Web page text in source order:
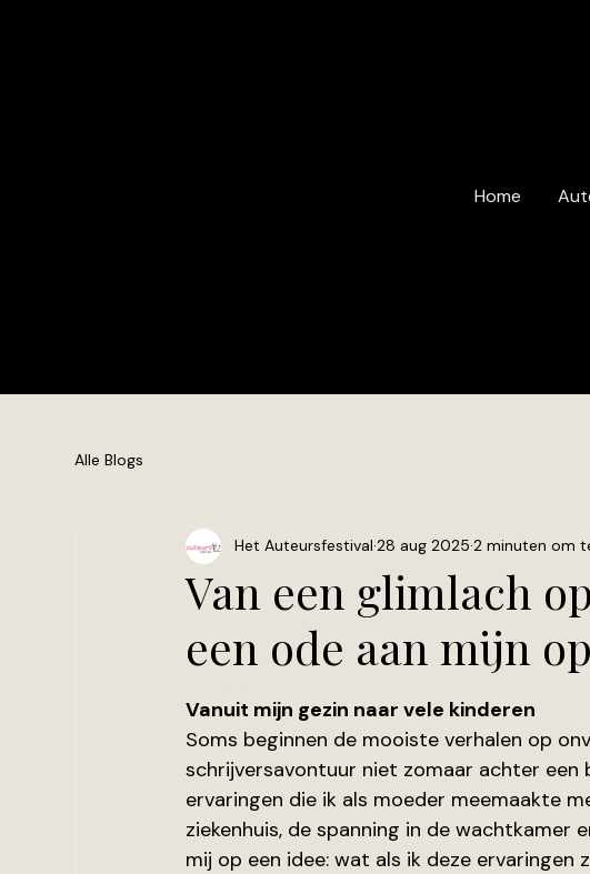
Home
Alle Blogs
Van een glimlach
een ode aan mijn
Het Auteursfestival 28 aug 2025 2 minuten om
Vanuit mijn gezin naar vele kinderen
Soms beginnen de mooiste verhalen op
schrijversavontuur niet zomaar achter een
ervaringen die ik als moeder meemaakte
ziekenhuis, de spanning in de
mij op een idee: wat als ik deze